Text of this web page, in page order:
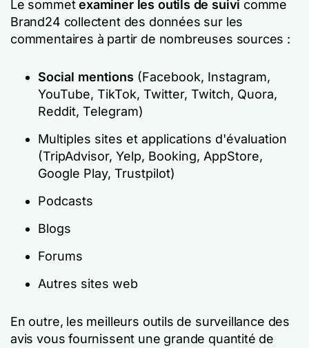
Le sommetexaminer les outils de suivi comme
Brand24 collectent des données sur les
commentaires à partir de nombreuses sources :
Social mentions (Facebook, Instagram,
YouTube, TikTok, Twitter, Twitch, Quora,
Reddit, Telegram)
Multiples sites et applications d'évaluation
(TripAdvisor, Yelp, Booking, AppStore,
Google Play, Trustpilot)
Podcasts
Blogs
Forums
Autres sites web
En outre, les meilleurs outils de surveillance des
avis vous fournissent une grande quantité de